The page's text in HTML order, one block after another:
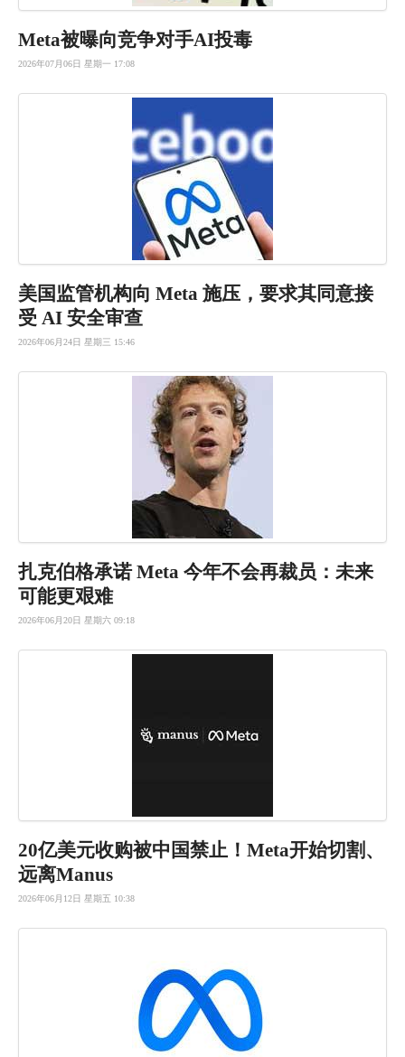
Meta被曝向竞争对手AI投毒
2026年07月06日 星期一 17:08
美国监管机构向 Meta 施压，要求其同意接
受 AI 安全审查
2026年06月24日 星期三 15:46
扎克伯格承诺 Meta 今年不会再裁员：未来
可能更艰难
2026年06月20日 星期六 09:18
20亿美元收购被中国禁止！Meta开始切割、
远离Manus
2026年06月12日 星期五 10:38